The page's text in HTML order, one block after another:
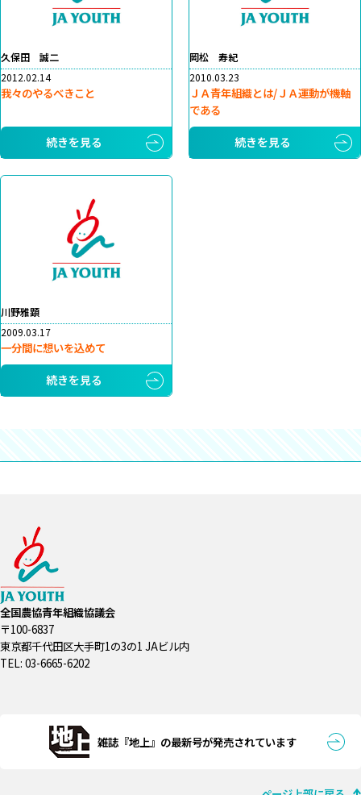
久保田 誠二
2012.02.14
我々のやるべきこと
続きを見る
岡松 寿紀
2010.03.23
ＪＡ青年組織とは/ＪＡ運動が機軸
である
続きを見る
川野雅顕
2009.03.17
一分間に想いを込めて
続きを見る
全国農協青年組織協議会
〒100-6837
東京都千代田区大手町1の3の1 JAビル内
TEL: 03-6665-6202
雑誌『地上』の最新号が発売されています